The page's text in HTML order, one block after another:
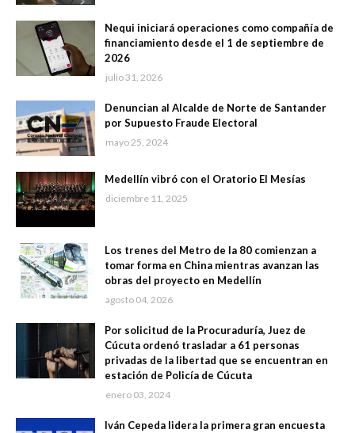
Nequi iniciará operaciones como compañía de
financiamiento desde el 1 de septiembre de
2026
julio 31, 2026
Denuncian al Alcalde de Norte de Santander
por Supuesto Fraude Electoral
mayo 25, 2024
Medellín vibró con el Oratorio El Mesías
diciembre 11, 2025
Los trenes del Metro de la 80 comienzan a
tomar forma en China mientras avanzan las
obras del proyecto en Medellín
agosto 04, 2026
Por solicitud de la Procuraduría, Juez de
Cúcuta ordenó trasladar a 61 personas
privadas de la libertad que se encuentran en
estación de Policía de Cúcuta
enero 03, 2024
Iván Cepeda lidera la primera gran encuesta